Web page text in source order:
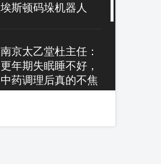
埃斯顿码垛机器人
南京太乙堂杜主任：
更年期失眠睡不好，
中药调理后真的不焦
山东本森智能装备 箱